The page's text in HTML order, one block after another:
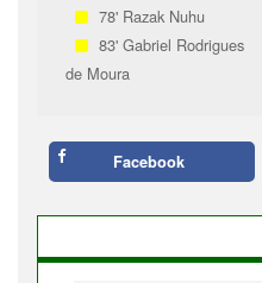
78' Razak Nuhu
83' Gabriel Rodrigues
de Moura
Facebook